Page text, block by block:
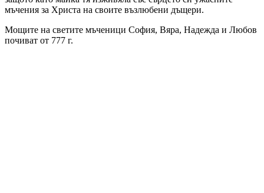
мъчения за Христа на своите възлюбени дъщери.
Мощите на светите мъченици София, Вяра, Надежда и Любов
почиват от 777 г.